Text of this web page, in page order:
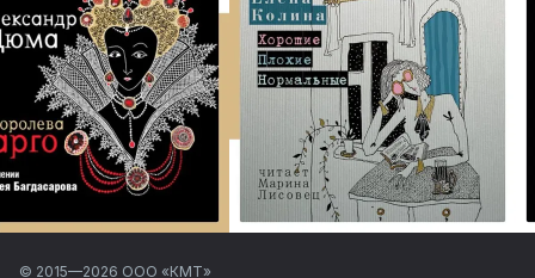
© 2015—2026 ООО «КМТ»